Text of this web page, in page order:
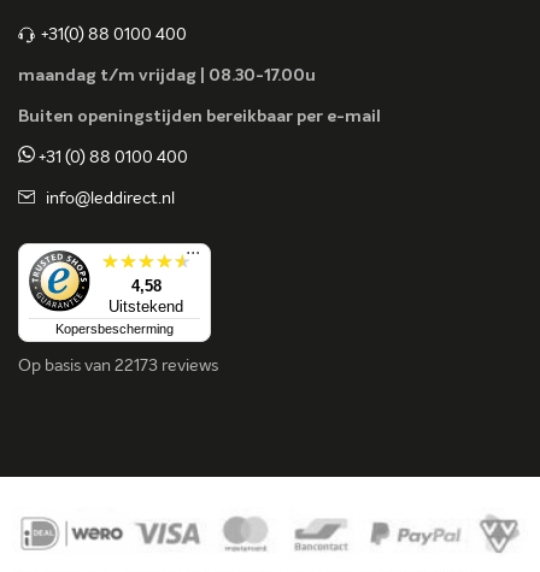
+31(0) 88 0100 400
maandag t/m vrijdag | 08.30-17.00u
Buiten openingstijden bereikbaar per e-mail
+31 (0) 88 0100 400
info@leddirect.nl
4,58
Uitstekend
...
Kopersbescherming
Op basis van 22173 reviews